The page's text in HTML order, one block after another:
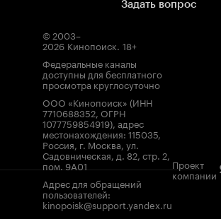
Задать вопрос
© 2003–
2026 Кинопоиск. 18+
Федеральные каналы
доступны для бесплатного
просмотра круглосуточно
ООО «Кинопоиск» (ИНН
7710688352, ОГРН
1077759854919), адрес
местонахождения: 115035,
Россия, г. Москва, ул.
Садовническая, д. 82, стр. 2,
пом. 9А01
Адрес для обращений
пользователей:
kinopoisk@support.yandex.ru
Проект
компании